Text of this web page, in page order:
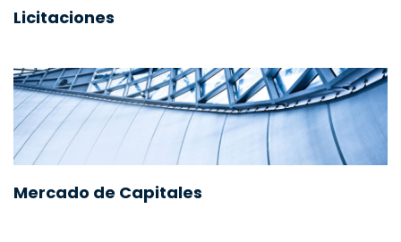
Licitaciones
Mercado de Capitales